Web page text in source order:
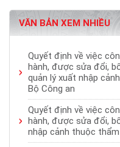
VĂN BẢN XEM NHIỀU
Quyết định về việc
hành, được sửa đổi,
quản lý xuất nhập
Bộ Công an
Quyết định về việc
hành, được sửa đổi,
nhập cảnh thuộc